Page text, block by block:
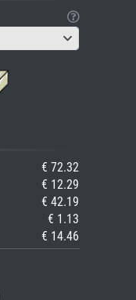
€ 72.32
€ 12.29
€ 42.19
€ 1.13
€ 14.46